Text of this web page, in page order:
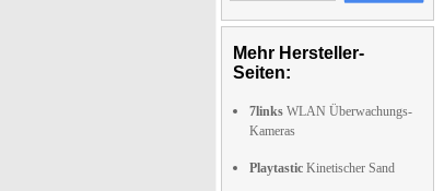
Mehr Hersteller-
Seiten:
7links WLAN Überwachungs-
Kameras
Playtastic Kinetischer Sand